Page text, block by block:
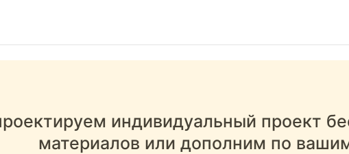
индивидуальный проект
материалов или дополним по